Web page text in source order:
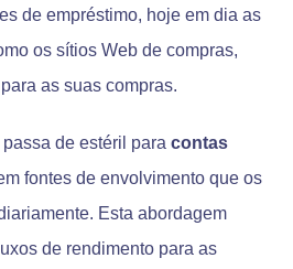
de empréstimo, hoje em dia as
os sítios Web de compras,
as suas compras.
de estéril para contas
fontes de envolvimento que os
Esta abordagem
de rendimento para as